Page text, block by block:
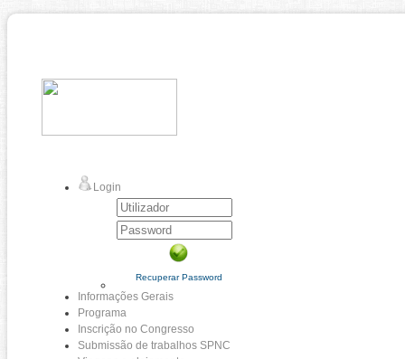
Login
Recuperar Password
Informações Gerais
Programa
Inscrição no Congresso
Submissão de trabalhos SPNC